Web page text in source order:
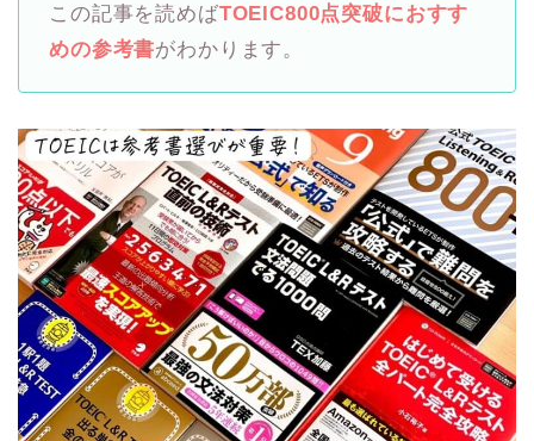
この記事を読めばTOEIC800点突破におすす
めの参考書がわかります。